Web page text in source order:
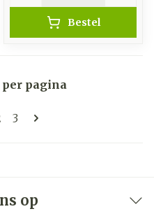
Bestel
momenteel pagina
Pagina
3
per pagina
op